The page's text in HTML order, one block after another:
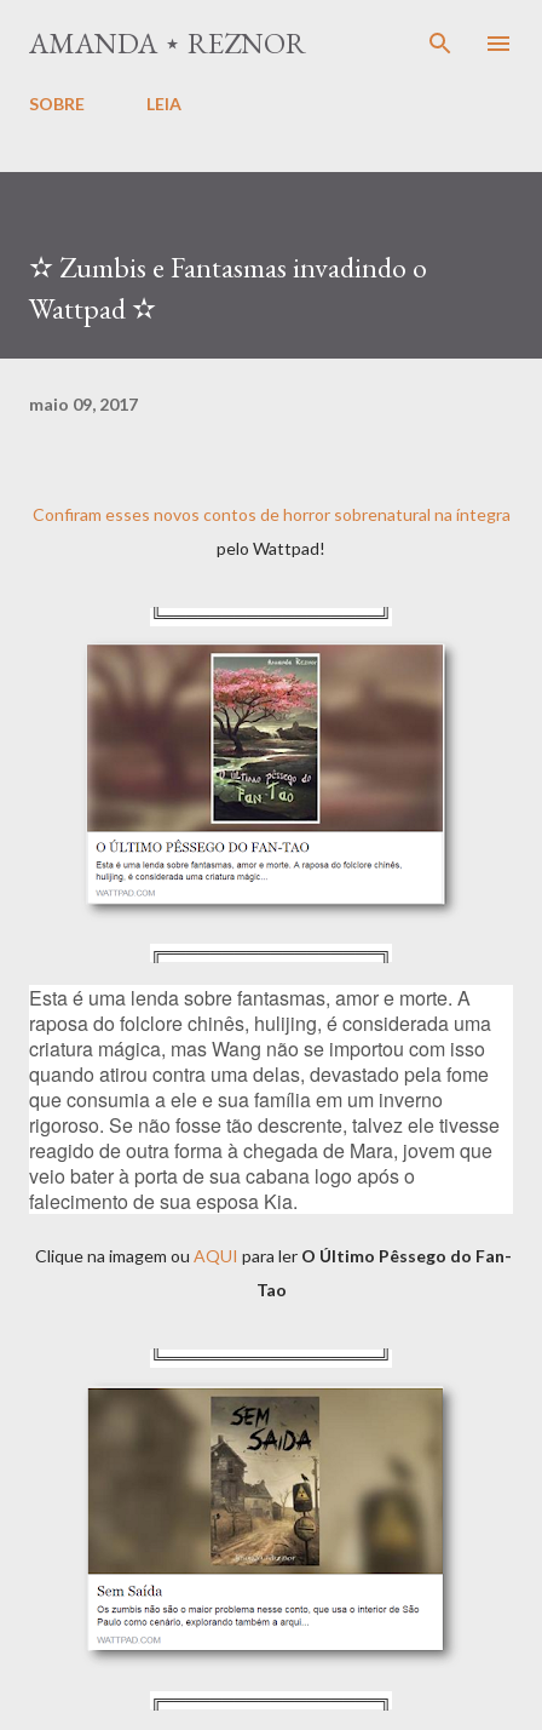
Pular para o conteúdo principal
AMANDA ⋆ REZNOR
SOBRE LEIA
✫ Zumbis e Fantasmas invadindo o
Wattpad ✫
maio 09, 2017
Confiram esses novos contos de horror sobrenatural na íntegra
pelo Wattpad!
╚══════════════════╝
╔══════════════════╗
Esta é uma lenda sobre fantasmas, amor e morte. A
raposa do folclore chinês, hulijing, é considerada uma
criatura mágica, mas Wang não se importou com isso
quando atirou contra uma delas, devastado pela fome
que consumia a ele e sua família em um inverno
rigoroso. Se não fosse tão descrente, talvez ele tivesse
reagido de outra forma à chegada de Mara, jovem que
veio bater à porta de sua cabana logo após o
falecimento de sua esposa Kia.
Clique na imagem ou AQUI para ler O Último Pêssego do Fan-
Tao
╚══════════════════╝
╔══════════════════╗